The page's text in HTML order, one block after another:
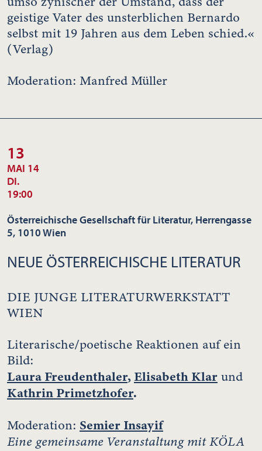
geistige Vater des unsterblichen Bernardo
selbst mit 19 Jahren aus dem Leben schied.«
(Verlag)
Moderation: Manfred Müller
13
MAI 14
DI.
19:00
Österreichische Gesellschaft für Literatur, Herrengasse
5, 1010 Wien
NEUE ÖSTERREICHISCHE LITERATUR
DIE JUNGE LITERATURWERKSTATT
WIEN
Literarische/poetische Reaktionen auf ein
Bild:
Laura Freudenthaler,Elisabeth Klar und
Kathrin Primetzhofer.
Moderation: Semier Insayif
Eine gemeinsame Veranstaltung mit KÖLA